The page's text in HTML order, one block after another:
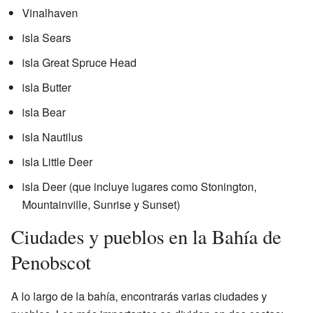
Vinalhaven
isla Sears
isla Great Spruce Head
isla Butter
isla Bear
isla Nautilus
isla Little Deer
isla Deer (que incluye lugares como Stonington,
Mountainville, Sunrise y Sunset)
Ciudades y pueblos en la Bahía de
Penobscot
A lo largo de la bahía, encontrarás varias ciudades y